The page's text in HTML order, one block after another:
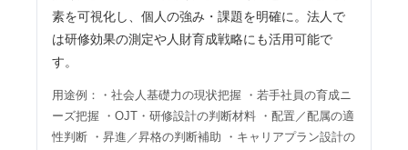
素を可視化し、個人の強み・課題を明確に。法人で
は研修効果の測定や人財育成戦略にも活用可能で
す。
用途例：・社会人基礎力の現状把握 ・若手社員の育成ニ
ーズ把握 ・OJT・研修設計の判断材料 ・配置／配属の適
性判断 ・昇進／昇格の判断補助 ・キャリアプラン設計の